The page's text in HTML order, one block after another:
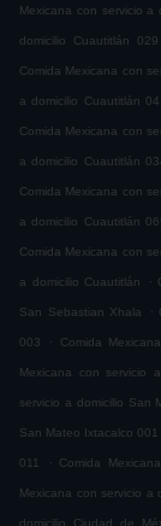
Mexicana con servicio a
domicilio Cuautitlán 029
Comida Mexicana con
a domicilio Cuautitlán
Comida Mexicana con
a domicilio Cuautitlán
Comida Mexicana con
a domicilio Cuautitlán
Comida Mexicana con
a domicilio Cuautitlán .
San Sebastian Xhala .
003 . Comida
Mexicana con servicio
servicio a domicilio San
San Mateo Ixtacalco 001
011 . Comida
Mexicana con servicio a
domicilio Ciudad de